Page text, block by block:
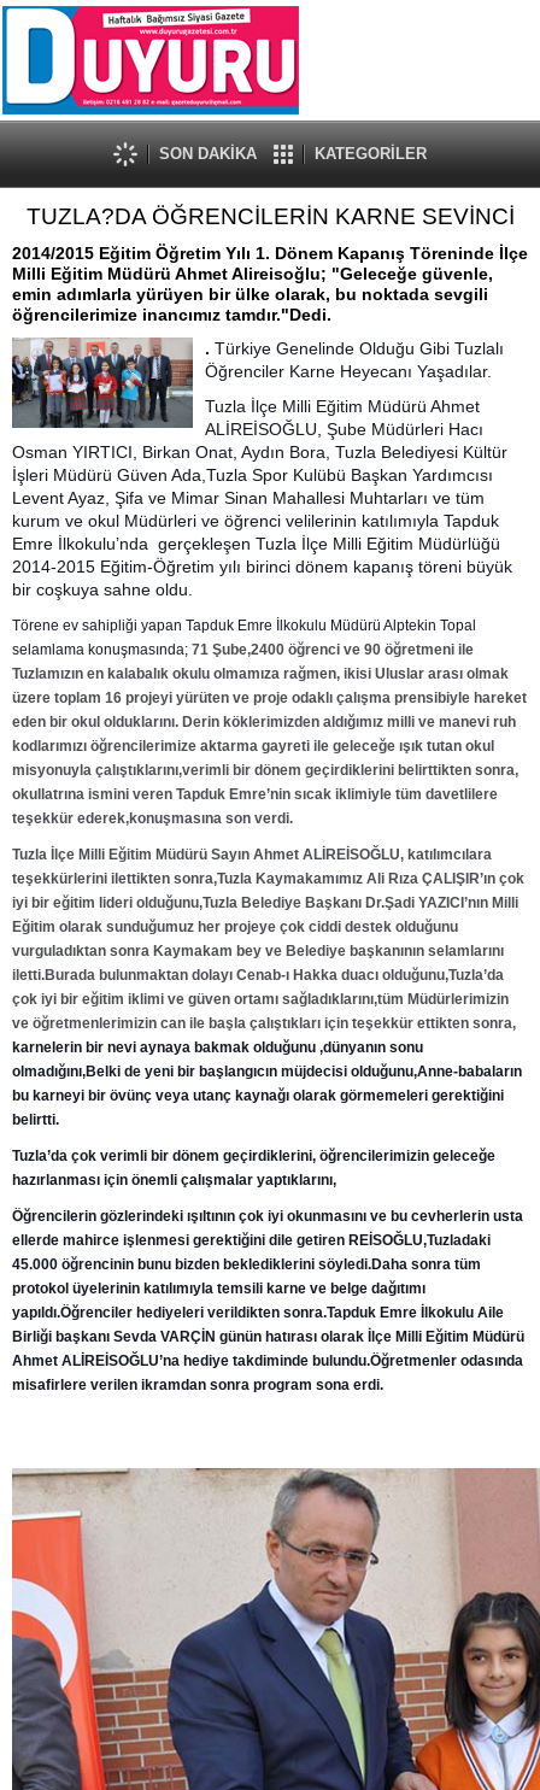
SON DAKİKA KATEGORİLER
TUZLA?DA ÖĞRENCİLERİN KARNE SEVİNCİ
2014/2015 Eğitim Öğretim Yılı 1. Dönem Kapanış Töreninde İlçe
Milli Eğitim Müdürü Ahmet Alireisoğlu; "Geleceğe güvenle,
emin adımlarla yürüyen bir ülke olarak, bu noktada sevgili
öğrencilerimize inancımız tamdır."Dedi.
. Türkiye Genelinde Olduğu Gibi Tuzlalı
Öğrenciler Karne Heyecanı Yaşadılar.
Tuzla İlçe Milli Eğitim Müdürü Ahmet
ALİREİSOĞLU, Şube Müdürleri Hacı
Osman YIRTICI, Birkan Onat, Aydın Bora, Tuzla Belediyesi Kültür
İşleri Müdürü Güven Ada,Tuzla Spor Kulübü Başkan Yardımcısı
Levent Ayaz, Şifa ve Mimar Sinan Mahallesi Muhtarları ve tüm
kurum ve okul Müdürleri ve öğrenci velilerinin katılımıyla Tapduk
Emre İlkokulu’nda gerçekleşen Tuzla İlçe Milli Eğitim Müdürlüğü
2014-2015 Eğitim-Öğretim yılı birinci dönem kapanış töreni büyük
bir coşkuya sahne oldu.
Törene ev sahipliği yapan Tapduk Emre İlkokulu Müdürü Alptekin Topal
selamlama konuşmasında; 71 Şube,2400 öğrenci ve 90 öğretmeni ile
Tuzlamızın en kalabalık okulu olmamıza rağmen, ikisi Uluslar arası olmak
üzere toplam 16 projeyi yürüten ve proje odaklı çalışma prensibiyle hareket
eden bir okul olduklarını. Derin köklerimizden aldığımız milli ve manevi ruh
kodlarımızı öğrencilerimize aktarma gayreti ile geleceğe ışık tutan okul
misyonuyla çalıştıklarını,verimli bir dönem geçirdiklerini belirttikten sonra,
okullatrına ismini veren Tapduk Emre’nin sıcak iklimiyle tüm davetlilere
teşekkür ederek,konuşmasına son verdi.
Tuzla İlçe Milli Eğitim Müdürü Sayın Ahmet ALİREİSOĞLU, katılımcılara
teşekkürlerini ilettikten sonra,Tuzla Kaymakamımız Ali Rıza ÇALIŞIR’ın çok
iyi bir eğitim lideri olduğunu,Tuzla Belediye Başkanı Dr.Şadi YAZICI’nın Milli
Eğitim olarak sunduğumuz her projeye çok ciddi destek olduğunu
vurguladıktan sonra Kaymakam bey ve Belediye başkanının selamlarını
iletti.Burada bulunmaktan dolayı Cenab-ı Hakka duacı olduğunu,Tuzla’da
çok iyi bir eğitim iklimi ve güven ortamı sağladıklarını,tüm Müdürlerimizin
ve öğretmenlerimizin can ile başla çalıştıkları için teşekkür ettikten sonra,
karnelerin bir nevi aynaya bakmak olduğunu ,dünyanın sonu
olmadığını,Belki de yeni bir başlangıcın müjdecisi olduğunu,Anne-babaların
bu karneyi bir övünç veya utanç kaynağı olarak görmemeleri gerektiğini
belirtti.
Tuzla’da çok verimli bir dönem geçirdiklerini, öğrencilerimizin geleceğe
hazırlanması için önemli çalışmalar yaptıklarını,
Öğrencilerin gözlerindeki ışıltının çok iyi okunmasını ve bu cevherlerin usta
ellerde mahirce işlenmesi gerektiğini dile getiren REİSOĞLU,Tuzladaki
45.000 öğrencinin bunu bizden beklediklerini söyledi.Daha sonra tüm
protokol üyelerinin katılımıyla temsili karne ve belge dağıtımı
yapıldı.Öğrenciler hediyeleri verildikten sonra.Tapduk Emre İlkokulu Aile
Birliği başkanı Sevda VARÇİN günün hatırası olarak İlçe Milli Eğitim Müdürü
Ahmet ALİREİSOĞLU’na hediye takdiminde bulundu.Öğretmenler odasında
misafirlere verilen ikramdan sonra program sona erdi.